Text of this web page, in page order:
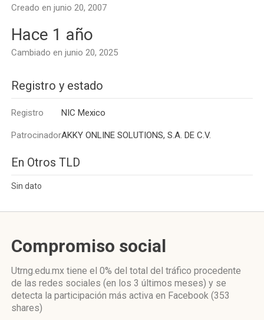
Creado en junio 20, 2007
Hace 1 año
Cambiado en junio 20, 2025
Registro y estado
Registro NIC Mexico
PatrocinadorAKKY ONLINE SOLUTIONS, S.A. DE C.V.
En Otros TLD
Sin dato
Compromiso social
Utrng.edu.mx tiene el 0% del total del tráfico procedente
de las redes sociales (en los 3 últimos meses) y se
detecta la participación más activa en Facebook (353
shares)